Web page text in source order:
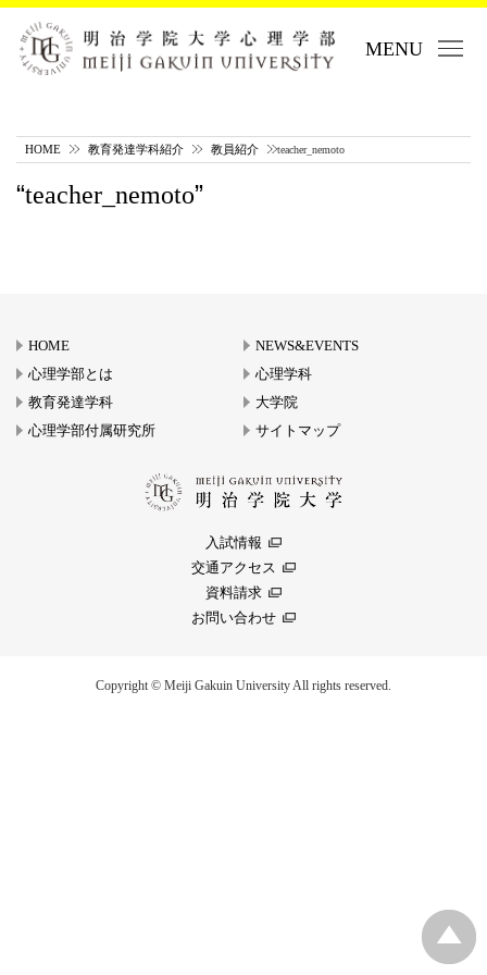
MENU
HOME 教育発達学科紹介 教員紹介 teacher_nemoto
teacher_nemoto
HOME
NEWS&EVENTS
心理学部とは
心理学科
教育発達学科
大学院
心理学部付属研究所
サイトマップ
入試情報
交通アクセス
資料請求
お問い合わせ
Copyright © Meiji Gakuin University All rights reserved.